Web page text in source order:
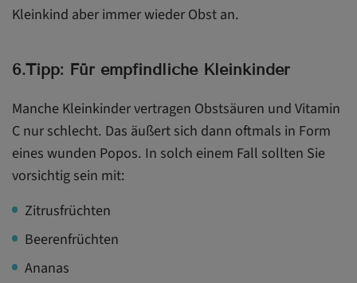
Kleinkind aber immer wieder Obst an.
6.Tipp: Für empfindliche Kleinkinder
Manche Kleinkinder vertragen Obstsäuren und Vitamin
C nur schlecht. Das äußert sich dann oftmals in Form
eines wunden Popos. In solch einem Fall sollten Sie
vorsichtig sein mit:
Zitrusfrüchten
Beerenfrüchten
Ananas